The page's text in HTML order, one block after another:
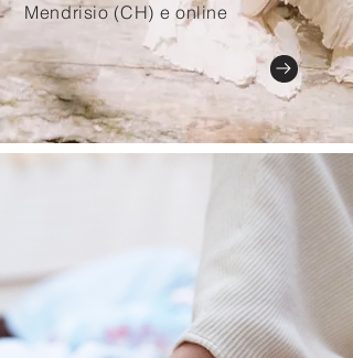
Mendrisio (CH) e online